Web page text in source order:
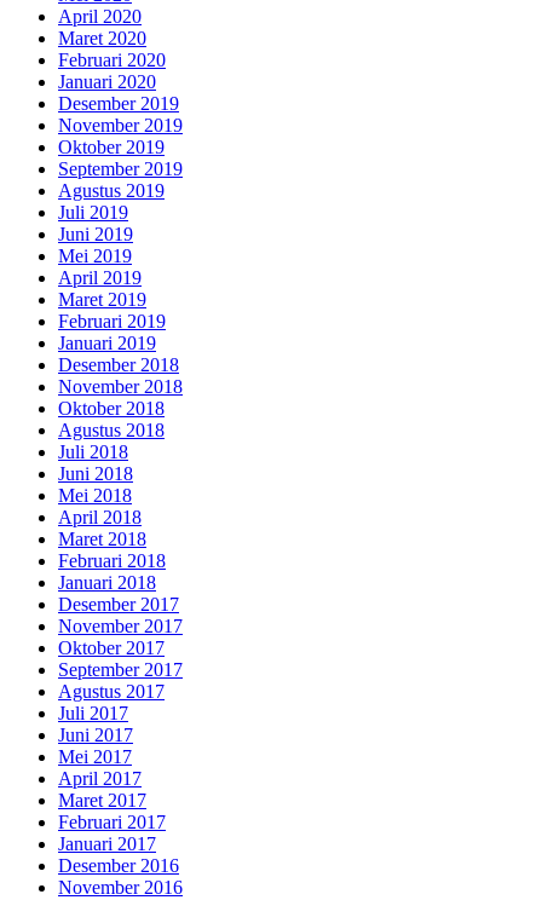
April 2020
Maret 2020
Februari 2020
Januari 2020
Desember 2019
November 2019
Oktober 2019
September 2019
Agustus 2019
Juli 2019
Juni 2019
Mei 2019
April 2019
Maret 2019
Februari 2019
Januari 2019
Desember 2018
November 2018
Oktober 2018
Agustus 2018
Juli 2018
Juni 2018
Mei 2018
April 2018
Maret 2018
Februari 2018
Januari 2018
Desember 2017
November 2017
Oktober 2017
September 2017
Agustus 2017
Juli 2017
Juni 2017
Mei 2017
April 2017
Maret 2017
Februari 2017
Januari 2017
Desember 2016
November 2016